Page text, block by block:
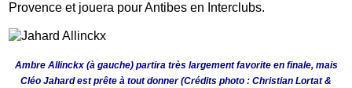
Provence et jouera pour Antibes en Interclubs.
Ambre Allinckx (à gauche) partira très largement favorite en finale, mais
Cléo Jahard est prête à tout donner (Crédits photo : Christian Lortat &